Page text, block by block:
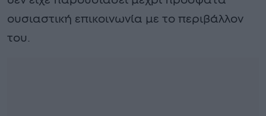
ουσιαστική επικοινωνία με το περιβάλλον
του.